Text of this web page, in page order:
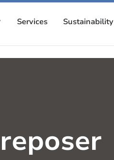
Services Sustainability